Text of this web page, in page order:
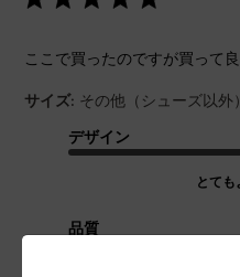
ここで買ったのですが買って
サイズ: その他（シューズ以外）
デザイン
とても
品質